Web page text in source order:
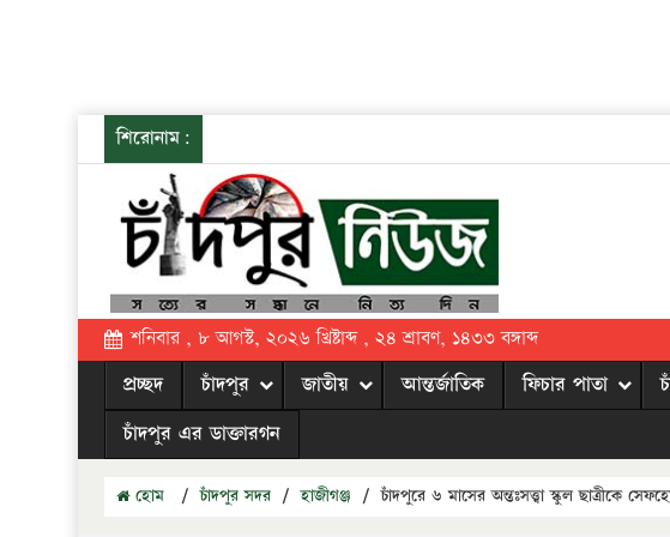
শিরোনাম:
শনিবার , ৮ আগস্ট, ২০২৬ খ্রিষ্টাব্দ , ২৪ শ্রাবণ, ১৪৩৩ বঙ্গাব্দ
প্রচ্ছদ চাঁদপুর জাতীয় আন্তর্জাতিক ফিচার পাতা
চাঁদপুর এর ডাক্তারগন
হোম / চাঁদপুর সদর / হাজীগঞ্জ / চাঁদপুরে ৬ মাসের অন্তঃসত্ত্বা স্কুল ছাত্রীকে